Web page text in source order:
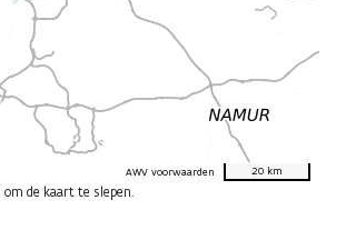
AWV voorwaarden 20 km
de kaart te slepen.